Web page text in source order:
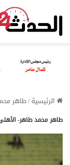
الرئيسية/طاهر
طاهر محمد طاهر-